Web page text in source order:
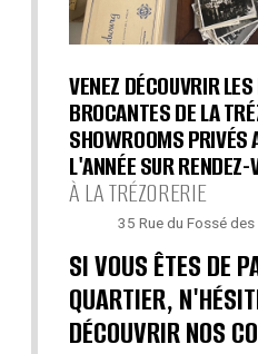
VENEZ DÉCOUVRIR
BROCANTES DE LA
SHOWROOMS PRIVÉS
L'ANNÉE SUR RENDEZ-
À LA TRÉZORERIE
35 Rue du Fossé
SI VOUS ÊTES DE
QUARTIER,
DÉCOUVRIR NOS